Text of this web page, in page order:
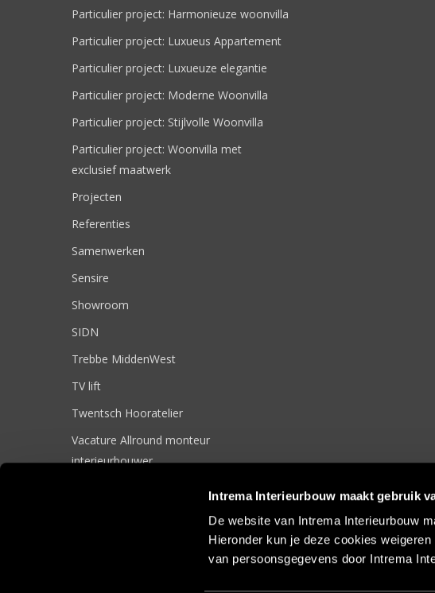
Intrema Interieurbouw maakt gebruik
De website van Intrema Interieurbouw
Hieronder kun je deze cookies
van persoonsgegevens door Intrema
Particulier project: Harmonieuze woonvilla
Particulier project: Luxueus Appartement
Particulier project: Luxueuze elegantie
Particulier project: Moderne Woonvilla
Particulier project: Stijlvolle Woonvilla
Particulier project: Woonvilla met
exclusief maatwerk
Projecten
Referenties
Samenwerken
Sensire
Showroom
SIDN
Trebbe MiddenWest
TV lift
Twentsch Hooratelier
Vacature Allround monteur
interieurbouwer